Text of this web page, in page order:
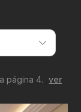
página 4.
ver